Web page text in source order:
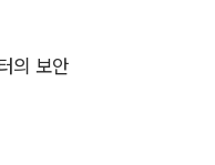
의 보안